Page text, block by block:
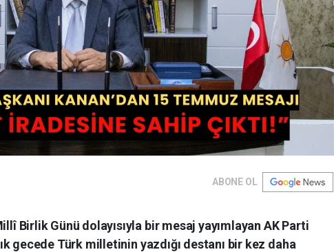
ABONE OL
Birlik Günü dolayısıyla bir mesaj yayımlayan AK Parti
gecede Türk milletinin yazdığı destanı bir kez daha